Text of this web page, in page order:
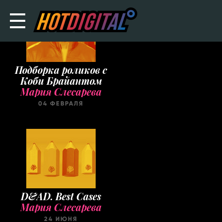
Подборка роликов с
Коби Брайантом
Мария Слесарева
04 ФЕВРАЛЯ
D&AD. Best Cases
Мария Слесарева
24 ИЮНЯ